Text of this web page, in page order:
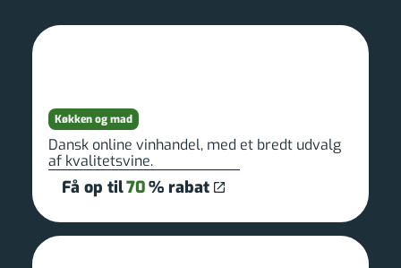
Køkken og mad
Dansk online vinhandel, med et bredt udvalg
af kvalitetsvine.
Få op til70% rabat